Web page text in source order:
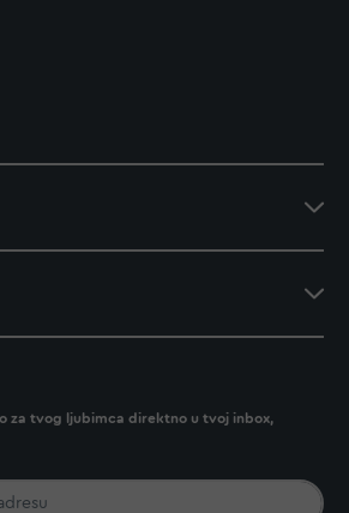
za tvog ljubimca direktno u tvoj inbox,